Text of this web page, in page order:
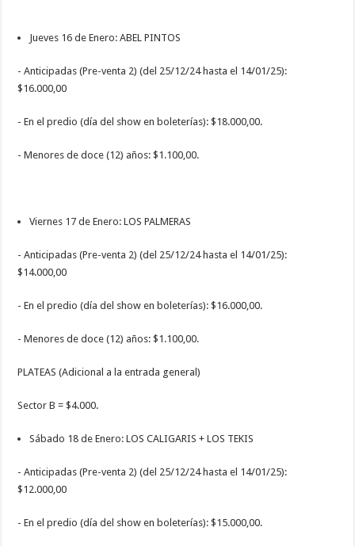
Jueves 16 de Enero: ABEL PINTOS
- Anticipadas (Pre-venta 2) (del 25/12/24 hasta el 14/01/25):
$16.000,00
- En el predio (día del show en boleterías): $18.000,00.
- Menores de doce (12) años: $1.100,00.
Viernes 17 de Enero: LOS PALMERAS
- Anticipadas (Pre-venta 2) (del 25/12/24 hasta el 14/01/25):
$14.000,00
- En el predio (día del show en boleterías): $16.000,00.
- Menores de doce (12) años: $1.100,00.
PLATEAS (Adicional a la entrada general)
Sector B = $4.000.
Sábado 18 de Enero: LOS CALIGARIS + LOS TEKIS
- Anticipadas (Pre-venta 2) (del 25/12/24 hasta el 14/01/25):
$12.000,00
- En el predio (día del show en boleterías): $15.000,00.